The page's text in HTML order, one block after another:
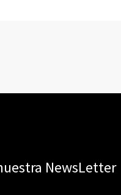
NewsLetter